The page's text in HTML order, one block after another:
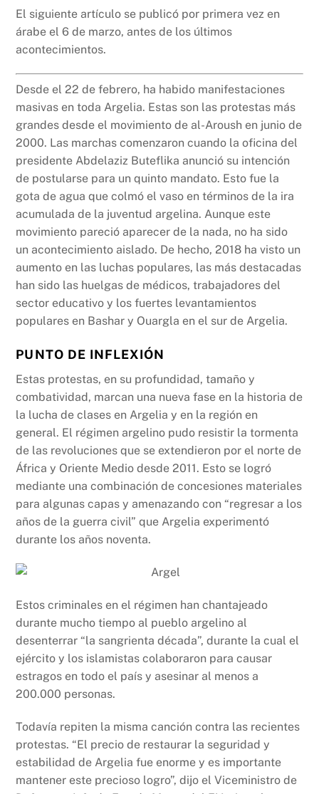
El siguiente artículo se publicó por primera vez en
árabe el 6 de marzo, antes de los últimos
acontecimientos.
Desde el 22 de febrero, ha habido manifestaciones
masivas en toda Argelia. Estas son las protestas más
grandes desde el movimiento de al-Aroush en junio de
2000. Las marchas comenzaron cuando la oficina del
presidente Abdelaziz Buteflika anunció su intención
de postularse para un quinto mandato. Esto fue la
gota de agua que colmó el vaso en términos de la ira
acumulada de la juventud argelina. Aunque este
movimiento pareció aparecer de la nada, no ha sido
un acontecimiento aislado. De hecho, 2018 ha visto un
aumento en las luchas populares, las más destacadas
han sido las huelgas de médicos, trabajadores del
sector educativo y los fuertes levantamientos
populares en Bashar y Ouargla en el sur de Argelia.
PUNTO DE INFLEXIÓN
Estas protestas, en su profundidad, tamaño y
combatividad, marcan una nueva fase en la historia de
la lucha de clases en Argelia y en la región en
general. El régimen argelino pudo resistir la tormenta
de las revoluciones que se extendieron por el norte de
África y Oriente Medio desde 2011. Esto se logró
mediante una combinación de concesiones materiales
para algunas capas y amenazando con “regresar a los
años de la guerra civil” que Argelia experimentó
durante los años noventa.
Estos criminales en el régimen han chantajeado
durante mucho tiempo al pueblo argelino al
desenterrar “la sangrienta década”, durante la cual el
ejército y los islamistas colaboraron para causar
estragos en todo el país y asesinar al menos a
200.000 personas.
Todavía repiten la misma canción contra las recientes
protestas. “El precio de restaurar la seguridad y
estabilidad de Argelia fue enorme y es importante
mantener este precioso logro”, dijo el Viceministro de